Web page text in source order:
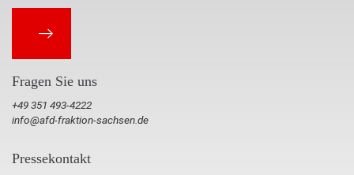
Fragen Sie uns
+49 351 493-4222
info@afd-fraktion-sachsen.de
Pressekontakt